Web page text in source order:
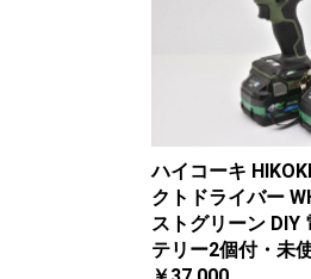
ハイコーキ
クトドライバー
ストグリーン DIY
テリー2個付・未使